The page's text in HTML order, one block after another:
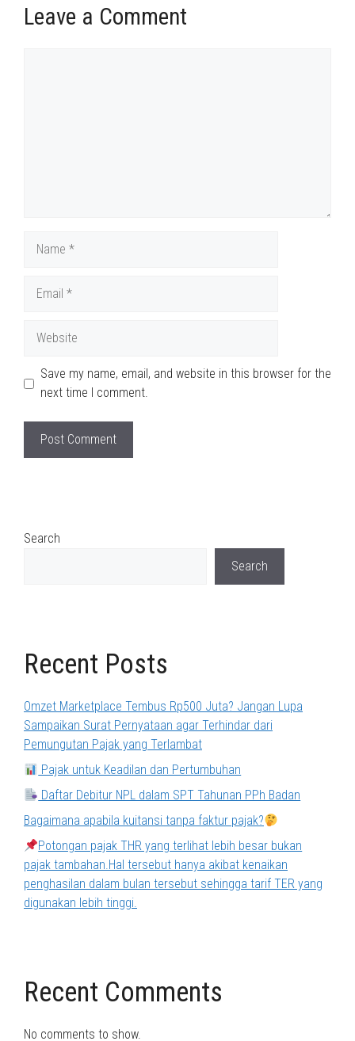
Leave a Comment
Save my name, email, and website in this browser for the
next time I comment.
Search
Search
Recent Posts
Omzet Marketplace Tembus Rp500 Juta? Jangan Lupa
Sampaikan Surat Pernyataan agar Terhindar dari
Pemungutan Pajak yang Terlambat
Pajak untuk Keadilan dan Pertumbuhan
Daftar Debitur NPL dalam SPT Tahunan PPh Badan
Bagaimana apabila kuitansi tanpa faktur pajak?
Potongan pajak THR yang terlihat lebih besar bukan
pajak tambahan.Hal tersebut hanya akibat kenaikan
penghasilan dalam bulan tersebut sehingga tarif TER yang
digunakan lebih tinggi.
Recent Comments
No comments to show.